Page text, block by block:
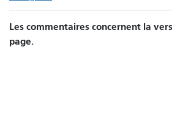
Les commentaires concernent la
page.